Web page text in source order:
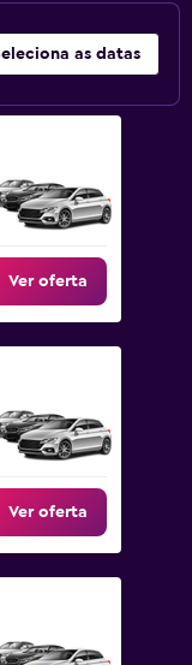
as datas
Ver oferta
Ver oferta